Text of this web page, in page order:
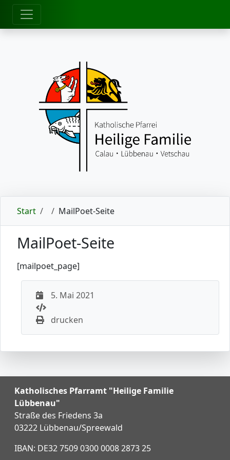
zum Inhalt
Start MailPoet-Seite
MailPoet-Seite
[mailpoet_page]
5. Mai 2021
drucken
Katholisches Pfarramt "Heilige Familie
Lübbenau"
Straße des Friedens 3a
03222 Lübbenau/Spreewald
IBAN: DE32 7509 0300 0008 2873 25